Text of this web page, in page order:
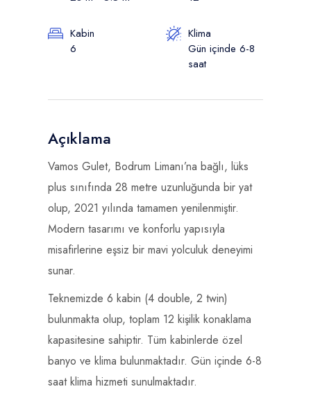
Kabin
6
Klima
Gün içinde 6-8
saat
Açıklama
Vamos Gulet, Bodrum Limanı’na bağlı, lüks
plus sınıfında 28 metre uzunluğunda bir yat
olup, 2021 yılında tamamen yenilenmiştir.
Modern tasarımı ve konforlu yapısıyla
misafirlerine eşsiz bir mavi yolculuk deneyimi
sunar.
Teknemizde 6 kabin (4 double, 2 twin)
bulunmakta olup, toplam 12 kişilik konaklama
kapasitesine sahiptir. Tüm kabinlerde özel
banyo ve klima bulunmaktadır. Gün içinde 6-8
saat klima hizmeti sunulmaktadır.